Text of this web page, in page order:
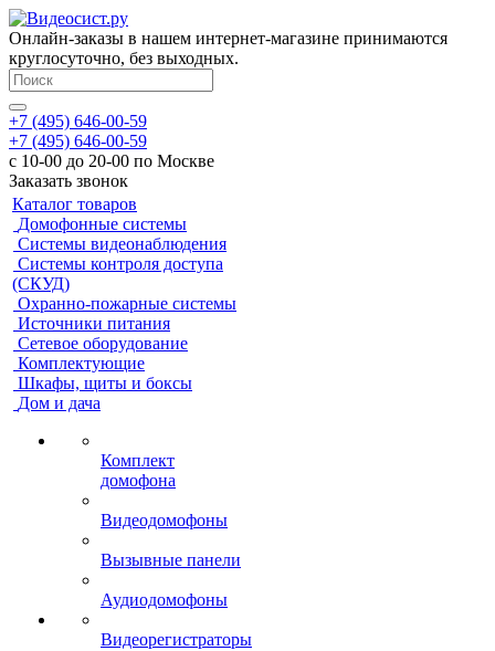
Онлайн-заказы в нашем интернет-магазине принимаются
круглосуточно, без выходных.
+7 (495) 646-00-59
+7 (495) 646-00-59
с 10-00 до 20-00 по Москве
Заказать звонок
Каталог товаров
Домофонные системы
Системы видеонаблюдения
Системы контроля доступа
(СКУД)
Охранно-пожарные системы
Источники питания
Сетевое оборудование
Комплектующие
Шкафы, щиты и боксы
Дом и дача
Комплект
домофона
Видеодомофоны
Вызывные панели
Аудиодомофоны
Видеорегистраторы